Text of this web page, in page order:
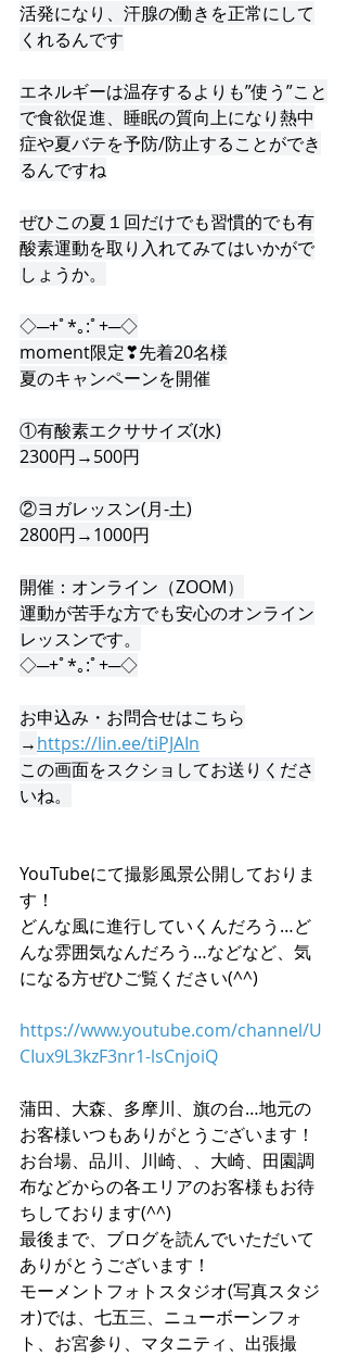
活発になり、汗腺の働きを正常にして
くれるんです
エネルギーは温存するよりも”使う”こと
で食欲促進、睡眠の質向上になり熱中
症や夏バテを予防/防止することができ
るんですね
ぜひこの夏１回だけでも習慣的でも有
酸素運動を取り入れてみてはいかがで
しょうか。
◇─+ﾟ*｡:ﾟ+─◇
moment限定❣先着20名様
夏のキャンペーンを開催
①有酸素エクササイズ(水)
2300円→500円
②ヨガレッスン(月-土)
2800円→1000円
開催：オンライン（ZOOM）
運動が苦手な方でも安心のオンライン
レッスンです。
◇─+ﾟ*｡:ﾟ+─◇
お申込み・お問合せはこちら
→https://lin.ee/tiPJAIn
この画面をスクショしてお送りくださ
いね。
YouTubeにて撮影風景公開しておりま
す！
どんな風に進行していくんだろう…ど
んな雰囲気なんだろう…などなど、気
になる方ぜひご覧ください(^^)
https://www.youtube.com/channel/U
CIux9L3kzF3nr1-lsCnjoiQ
蒲田、大森、多摩川、旗の台…地元の
お客様いつもありがとうございます！
お台場、品川、川崎、、大崎、田園調
布などからの各エリアのお客様もお待
ちしております(^^)
最後まで、ブログを読んでいただいて
ありがとうございます！
モーメントフォトスタジオ(写真スタジ
オ)では、七五三、ニューボーンフォ
ト、お宮参り、マタニティ、出張撮